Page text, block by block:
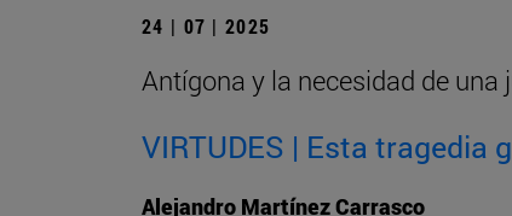
24 | 07 | 2025
Antígona y la necesidad de una
VIRTUDES | Esta tragedia
Alejandro Martínez Carrasco